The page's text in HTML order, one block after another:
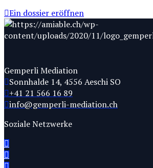
Ein dossier eröffnen
Gemperli Mediation
Sonnhalde 14, 4556 Aeschi SO
+41 21 566 16 89
info@gemperli-mediation.ch
Soziale Netzwerke